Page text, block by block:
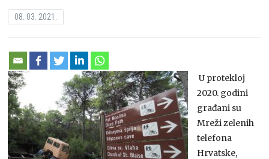
08. 03. 2021.
U protekloj
2020. godini
građani su
Mreži zelenih
telefona
Hrvatske,